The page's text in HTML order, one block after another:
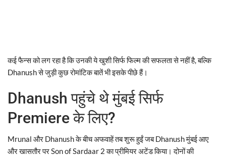
कई फैन्स को लग रहा है कि उनकी ये खुशी सिर्फ फिल्म की सफलता से नहीं है, बल्कि
Dhanush से जुड़ी कुछ रोमांटिक बातें भी इसके पीछे हैं।
Dhanush पहुंचे थे मुंबई सिर्फ
Premiere के लिए?
Mrunal और Dhanush के बीच अफवाहें तब शुरू हुईं जब Dhanush मुंबई आए
और खासतौर पर Son of Sardaar 2 का प्रीमियर अटेंड किया। दोनों की